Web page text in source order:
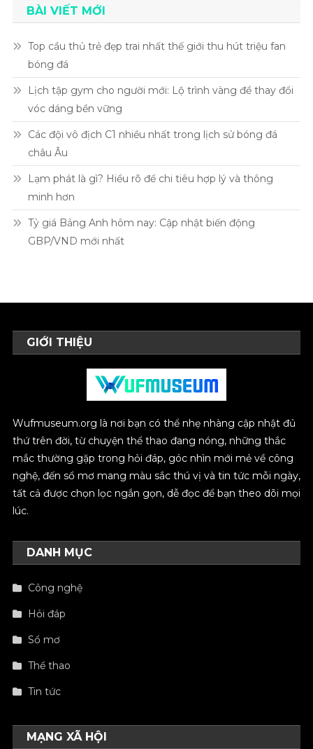
BÀI VIẾT MỚI
Top cầu thủ trẻ đẹp trai nhất thế giới thu hút triệu fan
bóng đá
Lịch tập gym cho người mới: Lộ trình vàng để thay đổi
vóc dáng bền vững
Các đội vô địch C1 nhiều nhất trong lịch sử bóng đá
châu Âu
Lạm phát là gì? Hiểu rõ để chi tiêu hợp lý và thông
minh hơn
Tỷ giá Bảng Anh hôm nay: Cập nhật biến động
GBP/VND mới nhất
GIỚI THIỆU
Wufmuseum.org là nơi bạn có thể nhẹ nhàng cập nhật đủ
thứ trên đời, từ chuyện thể thao đang nóng, những thắc
mắc thường gặp trong hỏi đáp, góc nhìn mới mẻ về công
nghệ, đến sổ mơ mang màu sắc thú vị và tin tức mỗi ngày,
tất cả được chọn lọc ngắn gọn, dễ đọc để bạn theo dõi mọi
lúc.
DANH MỤC
Công nghệ
Hỏi đáp
Sổ mơ
Thể thao
Tin tức
MẠNG XÃ HỘI